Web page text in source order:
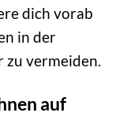
dich vorab
in der
zu vermeiden.
auf